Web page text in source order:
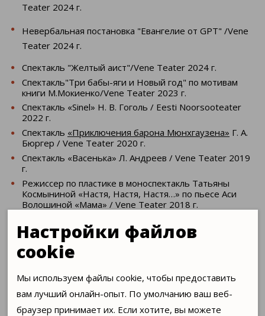
Teater 2024 г.
Невербальная постановка "Евангелие от GPT" /Vene
Teater 2024 г.
Спектакль "Желтый аист"/Vene Teater 2024 г.
Спектакль"Три бабы-яги и Новый год" по мотивам
книги М.Мокиенко/Vene Teater 2023 г.
Спектакль «Sinel» Н. В. Гоголь / Eesti Noorsooteater
2022 г.
Спектакль «Приключения барона Мюнхгаузена» Г. А.
Бюргер / Vene Teater 2020 г.
Спектакль «Васенька» Л. Андреев / Vene Teater 2019
г.
Режиссер по пластике в моноспектакль Татьяны
Космыниной «Настя, Настя, Настя…» по пьесе Аси
Волошиной «Мама» / Vene Teater 2018 г.
Алексиевич «У войны не женское лицо» / Театр
"Ателье", Санкт-Петербург 2014 г.
СЕЙЧАС В АФИШЕ
Настройки файлов
cookie
Мы используем файлы cookie, чтобы предоставить
вам лучший онлайн-опыт. По умолчанию ваш веб-
браузер принимает их. Если хотите, вы можете